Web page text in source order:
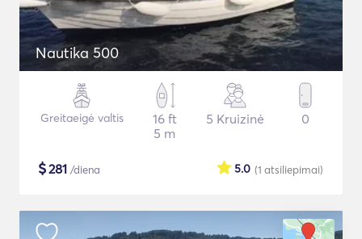
Nautika 500
Greitaeigė valtis
16 ft
5 m
5 Kruizinė 0
$281 /diena (1 atsiliepimai)
5.0